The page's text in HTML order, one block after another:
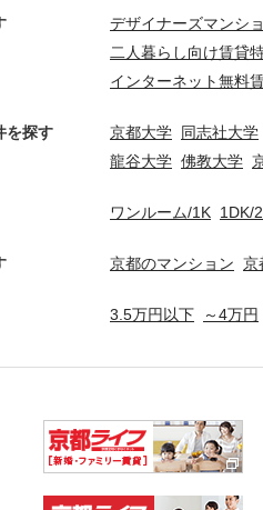
デザイナーズマンシ
二人暮らし向け賃貸
インターネット無料
を探す 京都大学 同志社大学
龍谷大学 佛教大学
ワンルーム/1K 1DK/
京都のマンション 京
3.5万円以下 ～4万円